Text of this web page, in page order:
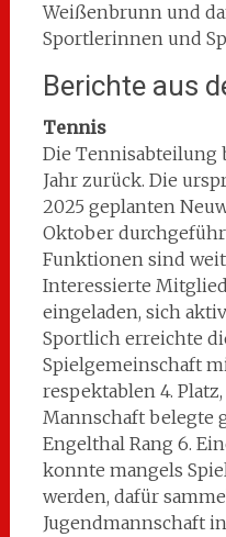
Weißenbrunn und
Sportlerinnen und
Berichte aus
Tennis
Die Tennisabteilung
Jahr zurück. Die
2025 geplanten
Oktober
Funktionen sind
Interessierte
eingeladen, sich
Sportlich erreichte
Spielgemeinschaft
respektablen 4.
Mannschaft belegte
Engelthal Rang 6.
konnte mangels
werden, dafür
Jugendmannschaft